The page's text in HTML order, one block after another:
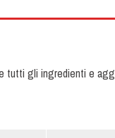
gli ingredienti e